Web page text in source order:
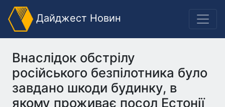
Дайджест Новин
Внаслідок обстрілу
російського безпілотника було
завдано шкоди будинку, в
якому проживає посол Естонії